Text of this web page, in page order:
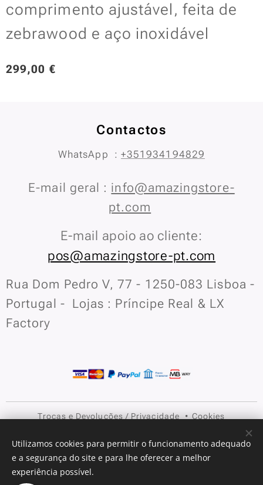
comprimento ajustável, feita de
zebrawood e aço inoxidável
299,00 €
Contactos
WhatsApp : +351934194829
E-mail geral : info@amazingstore-
pt.com
E-mail apoio ao cliente:
pos@amazingstore-pt.com
Rua Dom Pedro V, 77 - 1250-083 Lisboa -
Portugal - Lojas : Príncipe Real & LX
Factory
Trocas e Devoluções / Privacidade Cookies
Idiomas
Português
English
Utilizamos cookies para permitir o funcionamento adequado
e a segurança do site e para lhe oferecer a melhor
experiência possível.